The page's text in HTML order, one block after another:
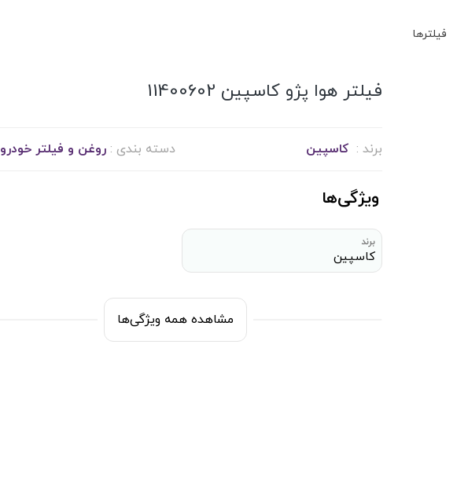
فیلترها
فیلتر هوا پژو کاسپین 11400602
برند : کاسپین دسته بندی : روغن‌ و فیلتر خودرو
ویژگی‌ها
برند
کاسپین
مشاهده همه ویژگی‌ها